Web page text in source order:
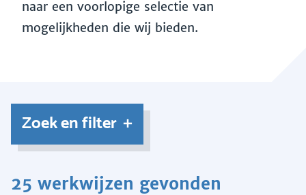
naar een voorlopige selectie van
mogelijkheden die wij bieden.
Zoek en filter
25 werkwijzen gevonden